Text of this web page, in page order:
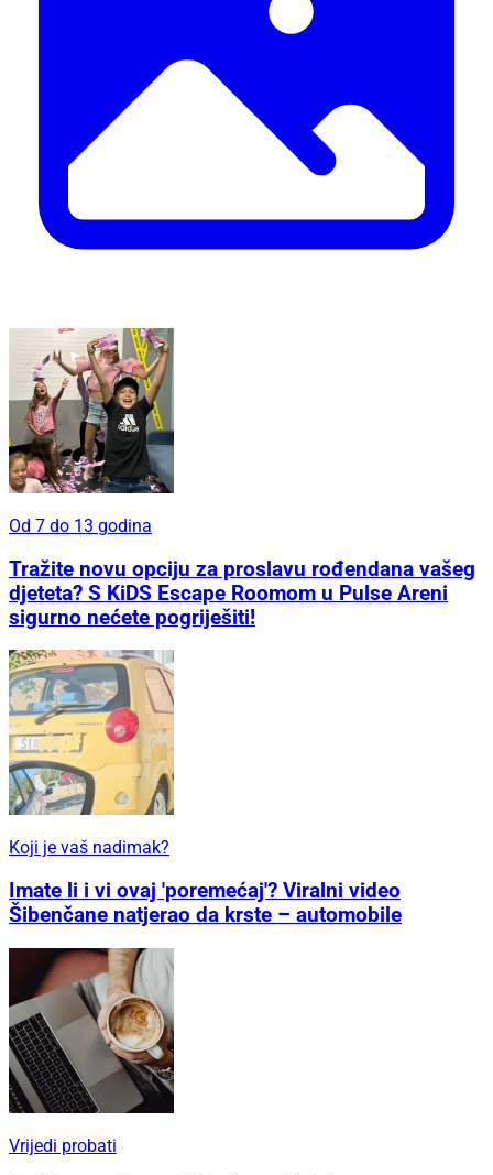
Od 7 do 13 godina
Tražite novu opciju za proslavu rođendana vašeg
djeteta? S KiDS Escape Roomom u Pulse Areni
sigurno nećete pogriješiti!
Koji je vaš nadimak?
Imate li i vi ovaj 'poremećaj'? Viralni video
Šibenčane natjerao da krste – automobile
Vrijedi probati